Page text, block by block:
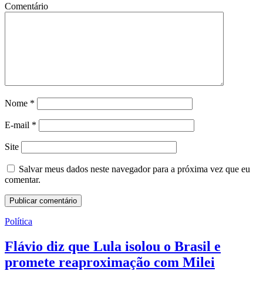
Comentário
Nome *
E-mail *
Site
Salvar meus dados neste navegador para a próxima vez que eu
comentar.
Política
Flávio diz que Lula isolou o Brasil e
promete reaproximação com Milei